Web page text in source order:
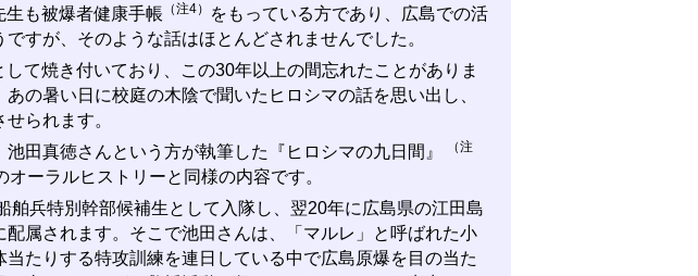
も被爆者健康手帳 （注4）
をもっている方であり、広島での活
すが、そのような話はほとんどされませんでした。
て焼き付いており、この30年以上の間忘れたことがありま
の暑い日に校庭の木陰で聞いたヒロシマの話を思い出し、
られます。
田真徳さんという方が執筆した『ヒロシマの九日間』
（注
ーラルヒストリーと同様の内容です。
兵特別幹部候補生として入隊し、翌20年に広島県の江田島
属されます。そこで池田さんは、「マルレ」と呼ばれた小
たりする特攻訓練を連日している中で広島原爆を目の当た